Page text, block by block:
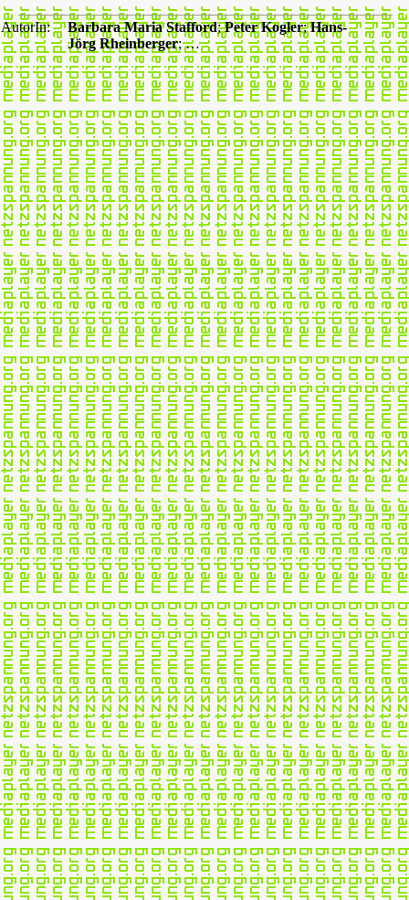
AutorIn: Barbara Maria Stafford;Peter Kogler;Hans-
Jörg Rheinberger; …